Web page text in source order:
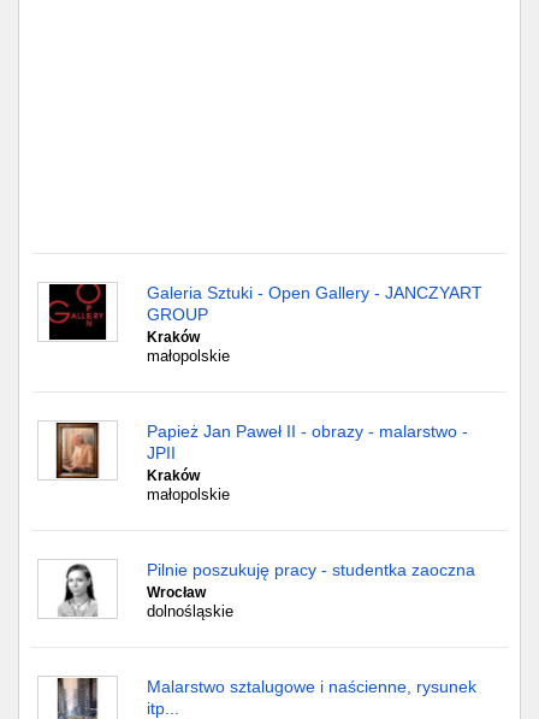
Galeria Sztuki - Open Gallery - JANCZYART
GROUP
Kraków
małopolskie
Papież Jan Paweł II - obrazy - malarstwo -
JPII
Kraków
małopolskie
Pilnie poszukuję pracy - studentka zaoczna
Wrocław
dolnośląskie
Malarstwo sztalugowe i naścienne, rysunek
itp...